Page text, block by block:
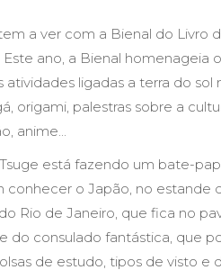
a ver com a Bienal do Livro
Este ano, a Bienal homenageia
ligadas a terra do sol
origami, palestras sobre a
anime...
está fazendo um bate-
conhecer o Japão, no estande
Rio de Janeiro, que fica no
do consulado fantástica, que
de estudo, tipos de visto e